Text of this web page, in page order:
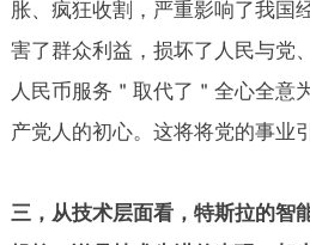
胀、疯狂收割，严重影响了我国
害了群众利益，损坏了人民与党
人民币服务＂取代了＂全心全意
产党人的初心。这将将党的事业
三，从技术层面看，特斯拉的智